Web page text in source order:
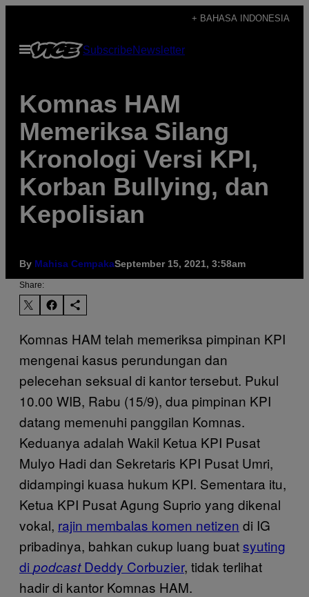
content
+ BAHASA INDONESIA
Open
Menu
SubscribeNewsletter
Komnas HAM
Memeriksa Silang
Kronologi Versi KPI,
Korban Bullying, dan
Kepolisian
By Mahisa CempakaSeptember 15, 2021, 3:58am
Share:
Komnas HAM telah memeriksa pimpinan KPI
mengenai kasus perundungan dan
pelecehan seksual di kantor tersebut. Pukul
10.00 WIB, Rabu (15/9), dua pimpinan KPI
datang memenuhi panggilan Komnas.
Keduanya adalah Wakil Ketua KPI Pusat
Mulyo Hadi dan Sekretaris KPI Pusat Umri,
didampingi kuasa hukum KPI. Sementara itu,
Ketua KPI Pusat Agung Suprio yang dikenal
vokal, rajin membalas komen netizen di IG
pribadinya, bahkan cukup luang buatsyuting
di podcastDeddy Corbuzier, tidak terlihat
hadir di kantor Komnas HAM.